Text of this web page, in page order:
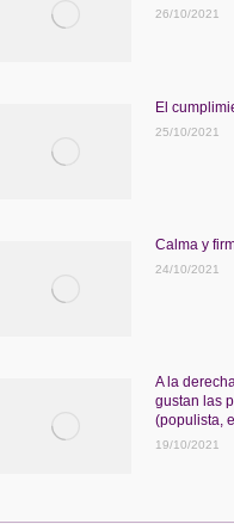
26/10/2021
El
25/10/2021
Calma y
24/10/2021
A la
gustan las
(populista,
19/10/2021